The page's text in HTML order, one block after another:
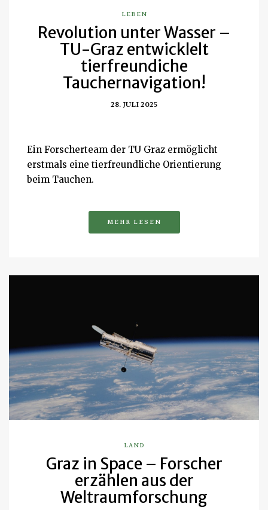
LEBEN
Revolution unter Wasser –
TU-Graz entwicklelt
tierfreundiche
Tauchernavigation!
28. JULI 2025
Ein Forscherteam der TU Graz ermöglicht
erstmals eine tierfreundliche Orientierung
beim Tauchen.
MEHR LESEN
LAND
Graz in Space – Forscher
erzählen aus der
Weltraumforschung